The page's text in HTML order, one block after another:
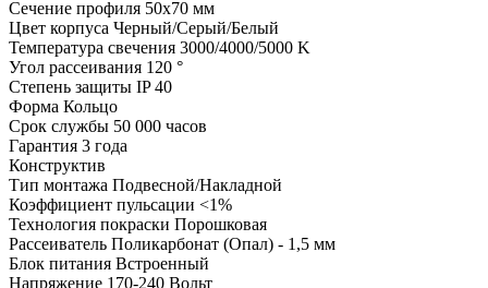
Сечение профиля 50х70 мм
Цвет корпуса Черный/Серый/Белый
Температура свечения 3000/4000/5000 K
Угол рассеивания 120 °
Степень защиты IP 40
Форма Кольцо
Срок службы 50 000 часов
Гарантия 3 года
Конструктив
Тип монтажа Подвесной/Накладной
Коэффициент пульсации <1%
Технология покраски Порошковая
Рассеиватель Поликарбонат (Опал) - 1,5 мм
Блок питания Встроенный
Напряжение 170-240 Вольт